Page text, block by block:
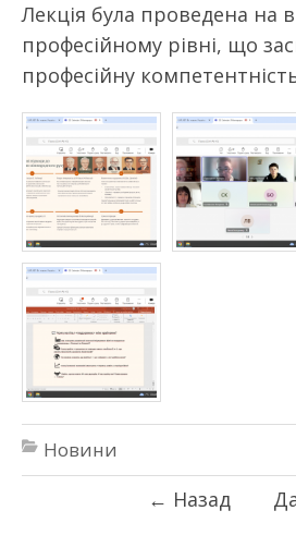
Лекція була проведена на
професійному рівні, що
професійну
Новини
← Назад